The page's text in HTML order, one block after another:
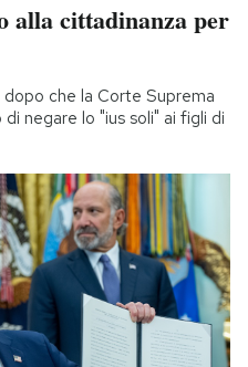
cittadinanza per
che la Corte Suprema
negare lo "ius soli" ai figli di